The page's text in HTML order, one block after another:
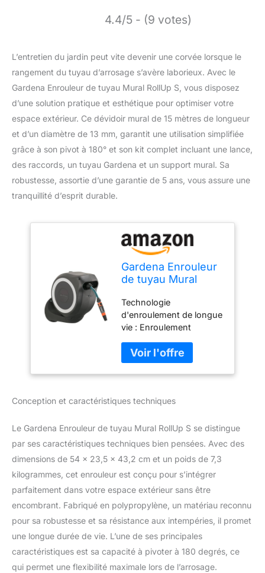
4.4/5 - (9 votes)
L’entretien du jardin peut vite devenir une corvée lorsque le
rangement du tuyau d’arrosage s’avère laborieux. Avec le
Gardena Enrouleur de tuyau Mural RollUp S, vous disposez
d’une solution pratique et esthétique pour optimiser votre
espace extérieur. Ce dévidoir mural de 15 mètres de longueur
et d’un diamètre de 13 mm, garantit une utilisation simplifiée
grâce à son pivot à 180° et son kit complet incluant une lance,
des raccords, un tuyau Gardena et un support mural. Sa
robustesse, assortie d’une garantie de 5 ans, vous assure une
tranquillité d’esprit durable.
Gardena Enrouleur
de tuyau Mural
Longueur 15m –
Ø11mm – Garantie 5
ans – Dévidoir
pivotant à 180° – Kit
complet avec lance,
raccord, tuyau
Gardena et support
(18602-20)
Technologie
d'enroulement de longue
vie : Enroulement
grâce au frein centrifuge
et au guide de tuyau
intégré – réenroulement
nœud ou de pliure du
encombrant et flexible :
Le coffre peut être pivoté
à plus de 180° et
convient à un montage
mural : pulvérisateurs,
douchettes et brosses
de lavage peuvent être
sur le support mural
Simple et confortable :
Plus besoin de se
pencher, de tourner la
Conception et caractéristiques techniques
Le Gardena Enrouleur de tuyau Mural RollUp S se distingue
par ses caractéristiques techniques bien pensées. Avec des
dimensions de 54 x 23,5 x 43,2 cm et un poids de 7,3
kilogrammes, cet enrouleur est conçu pour s’intégrer
parfaitement dans votre espace extérieur sans être
encombrant. Fabriqué en polypropylène, un matériau reconnu
pour sa robustesse et sa résistance aux intempéries, il promet
une longue durée de vie. L’une de ses principales
caractéristiques est sa capacité à pivoter à 180 degrés, ce
qui permet une flexibilité maximale lors de l’arrosage.